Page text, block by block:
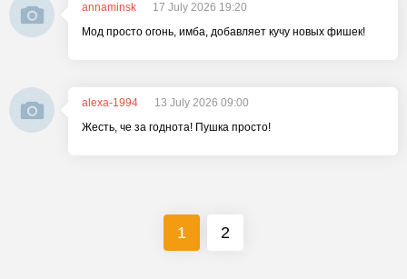
annaminsk
17 July 2026 19:20
Мод просто огонь, имба, добавляет кучу новых фишек!
alexa-1994
13 July 2026 09:00
Жесть, че за годнота! Пушка просто!
1 2